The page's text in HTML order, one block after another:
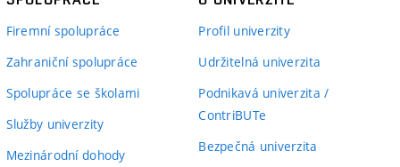
Firemní spolupráce
Zahraniční spolupráce
Spolupráce se školami
Služby univerzity
Mezinárodní dohody
Profil univerzity
Udržitelná univerzita
Podnikavá univerzita /
ContriBUTe
Bezpečná univerzita